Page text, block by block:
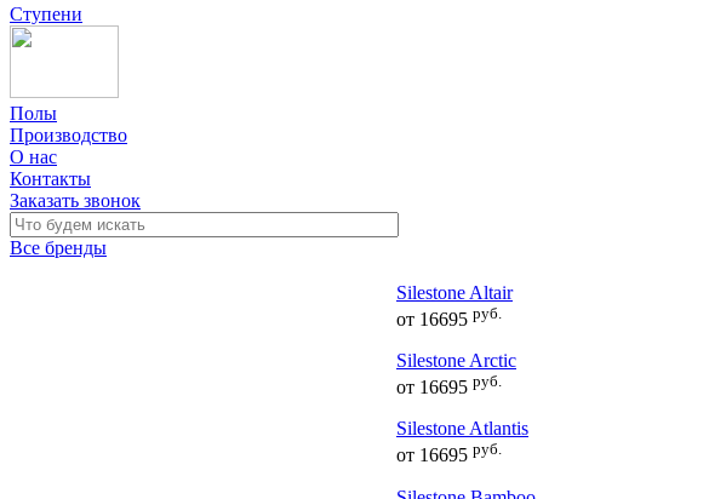
Ступени
Полы
Производство
О нас
Контакты
Заказать звонок
Все бренды
Silestone Altair
от 16695 руб.
Silestone Arctic
от 16695 руб.
Silestone Atlantis
от 16695 руб.